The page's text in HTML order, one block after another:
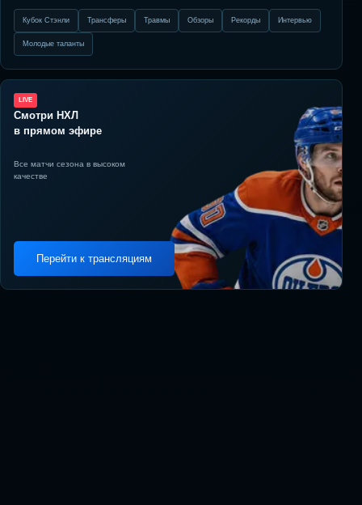
Кубок Стэнли Трансферы Травмы Обзоры Рекорды Интервью
Молодые таланты
LIVE
Смотри НХЛ
в прямом эфире
Все матчи сезона в высоком
качестве
Перейти к трансляциям